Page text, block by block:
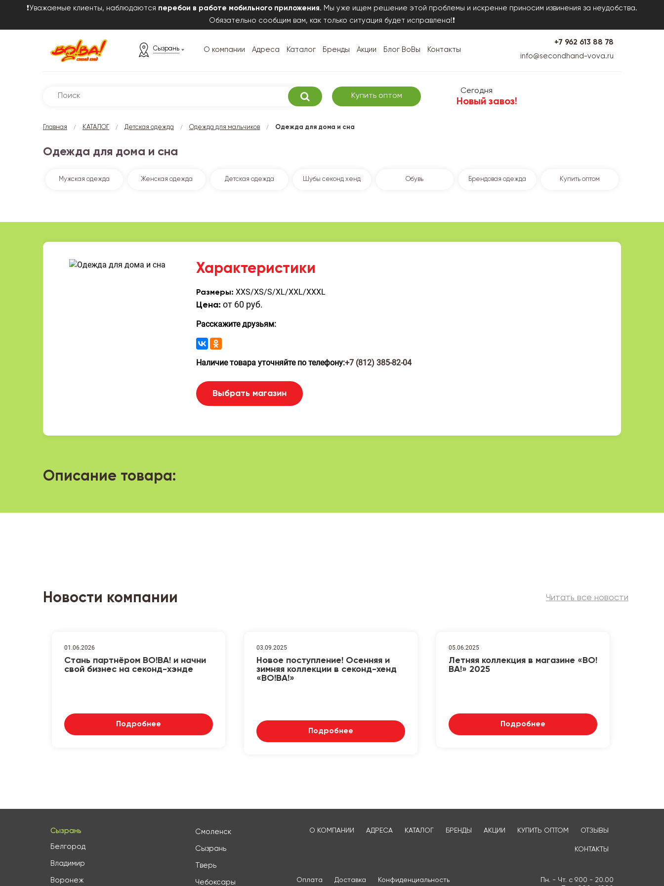
❗Уважаемые клиенты, наблюдаются перебои в работе мобильного приложения. Мы уже ищем решение этой проблемы и искренне приносим извинения за неудобства.
Обязательно сообщим вам, как только ситуация будет исправлена!❗
Сызрань О компании Адреса Каталог Бренды Акции Блог ВоВы Контакты
+7 962 613 88 78
info@secondhand-vova.ru
Купить оптом
Сегодня
Новый завоз!
Главная / КАТАЛОГ / Детская одежда / Одежда для мальчиков / Одежда для дома и сна
Одежда для дома и сна
Мужская одежда Женская одежда Детская одежда Шубы секонд хенд Обувь Брендовая одежда Купить оптом
Характеристики
Размеры: XXS/XS/S/XL/XXL/XXXL
Цена: от 60 руб.
Расскажите друзьям:
Наличие товара уточняйте по телефону:+7 (812) 385-82-04
Выбрать магазин
Описание товара:
Новости компании Читать все новости
01.06.2026
Стань партнёром ВО!ВА! и начни
свой бизнес на секонд-хэнде
Подробнее
03.09.2025
Новое поступление! Осенняя и
зимняя коллекции в секонд-хенд
«ВО!ВА!»
Подробнее
05.06.2025
Летняя коллекция в магазине «ВО!
ВА!» 2025
Подробнее
Сызрань
Белгород
Владимир
Воронеж
Смоленск
Сызрань
Тверь
Чебоксары
О КОМПАНИИ АДРЕСА КАТАЛОГ БРЕНДЫ АКЦИИ КУПИТЬ ОПТОМ ОТЗЫВЫ
КОНТАКТЫ
Оплата Доставка Конфиденциальность
Пн. - Чт. с 9.00 - 20.00